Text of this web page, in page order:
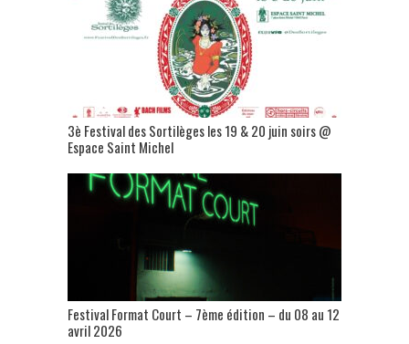
3è Festival des Sortilèges les 19 & 20 juin soirs @
Espace Saint Michel
Festival Format Court – 7ème édition – du 08 au 12
avril 2026